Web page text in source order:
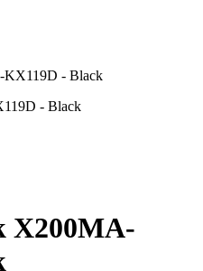
KX119D - Black
X200MA-